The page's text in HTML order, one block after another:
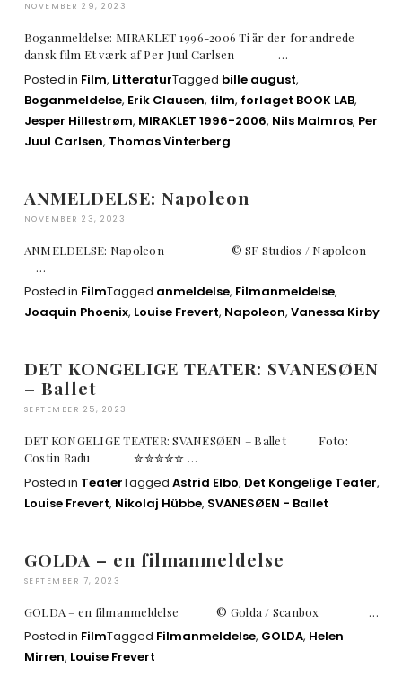
NOVEMBER 29, 2023
Boganmeldelse: MIRAKLET 1996-2006 Ti år der forandrede
dansk film Et værk af Per Juul Carlsen …
Posted in Film, LitteraturTagged bille august,
Boganmeldelse, Erik Clausen, film, forlaget BOOK LAB,
Jesper Hillestrøm, MIRAKLET 1996-2006, Nils Malmros, Per
Juul Carlsen, Thomas Vinterberg
ANMELDELSE: Napoleon
NOVEMBER 23, 2023
ANMELDELSE: Napoleon © SF Studios / Napoleon
…
Posted in FilmTagged anmeldelse, Filmanmeldelse,
Joaquin Phoenix, Louise Frevert, Napoleon, Vanessa Kirby
DET KONGELIGE TEATER: SVANESØEN
– Ballet
SEPTEMBER 25, 2023
DET KONGELIGE TEATER: SVANESØEN – Ballet Foto:
Costin Radu ✮✮✮✮✮ …
Posted in TeaterTagged Astrid Elbo, Det Kongelige Teater,
Louise Frevert, Nikolaj Hübbe, SVANESØEN - Ballet
GOLDA – en filmanmeldelse
SEPTEMBER 7, 2023
GOLDA – en filmanmeldelse © Golda / Scanbox …
Posted in FilmTagged Filmanmeldelse, GOLDA, Helen
Mirren, Louise Frevert